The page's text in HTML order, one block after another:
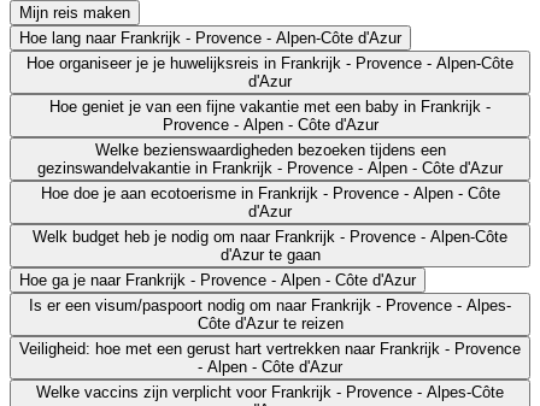
Mijn reis maken
Hoe lang naar Frankrijk - Provence - Alpen-Côte d'Azur
Hoe organiseer je je huwelijksreis in Frankrijk - Provence - Alpen-Côte
d'Azur
Hoe geniet je van een fijne vakantie met een baby in Frankrijk -
Provence - Alpen - Côte d'Azur
Welke bezienswaardigheden bezoeken tijdens een
gezinswandelvakantie in Frankrijk - Provence - Alpen - Côte d'Azur
Hoe doe je aan ecotoerisme in Frankrijk - Provence - Alpen - Côte
d'Azur
Welk budget heb je nodig om naar Frankrijk - Provence - Alpen-Côte
d'Azur te gaan
Hoe ga je naar Frankrijk - Provence - Alpen - Côte d'Azur
Is er een visum/paspoort nodig om naar Frankrijk - Provence - Alpes-
Côte d'Azur te reizen
Veiligheid: hoe met een gerust hart vertrekken naar Frankrijk - Provence
- Alpen - Côte d'Azur
Welke vaccins zijn verplicht voor Frankrijk - Provence - Alpes-Côte